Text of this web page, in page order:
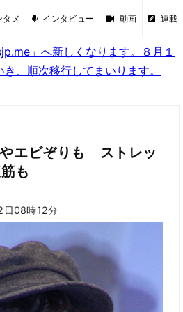
タメ インタビュー 動画 連載
」へ新しくなります。８月１
、順次移行してまいります。
エビぞりも ストレッ
も
08時12分